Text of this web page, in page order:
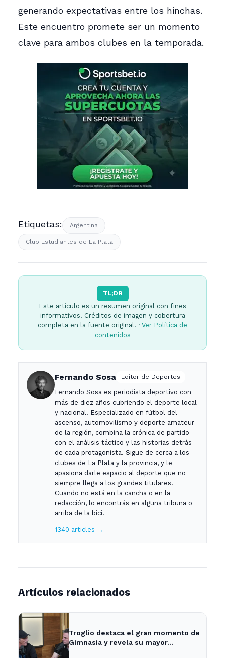
generando expectativas entre los hinchas.
Este encuentro promete ser un momento
clave para ambos clubes en la temporada.
Etiquetas: Argentina
Club Estudiantes de La Plata
TL;DR
Este artículo es un resumen original con fines
informativos. Créditos de imagen y cobertura
completa en la fuente original. · Ver Política de
contenidos
Fernando Sosa Editor de Deportes
Fernando Sosa es periodista deportivo con
más de diez años cubriendo el deporte local
y nacional. Especializado en fútbol del
ascenso, automovilismo y deporte amateur
de la región, combina la crónica de partido
con el análisis táctico y las historias detrás
de cada protagonista. Sigue de cerca a los
clubes de La Plata y la provincia, y le
apasiona darle espacio al deporte que no
siempre llega a los grandes titulares.
Cuando no está en la cancha o en la
redacción, lo encontrás en alguna tribuna o
arriba de la bici.
1340 articles →
Artículos relacionados
Troglio destaca el gran momento de
Gimnasia y revela su mayor